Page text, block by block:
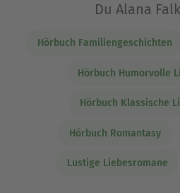
Du Alana
Hörbuch Familiengeschichten
Hörbuch Humorvolle
Hörbuch Klassische
Hörbuch Romantasy
Lustige Liebesromane